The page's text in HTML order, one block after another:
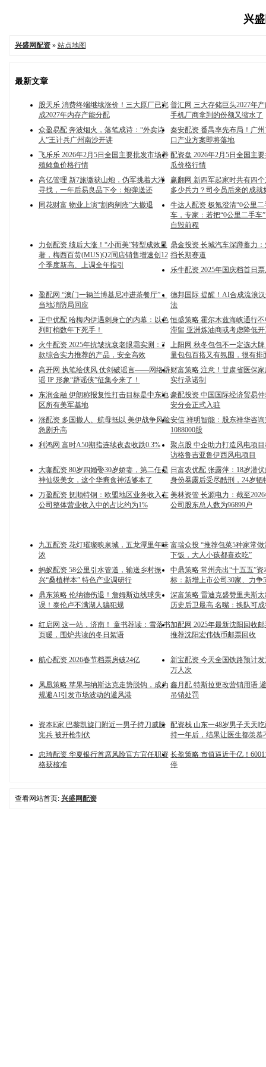
兴
兴盛网配资» 站点地图
最新文章
股天乐 消费终端继续涨价！三大原厂已完
成2027年内存产能分配
普汇网 三大存储巨头2027年
手机厂商拿到的份额又缩水了
众盈易配 奔波烟火，落笔成诗：“外卖诗
人”王计兵广州南沙开讲
秦安配资 番禺率先布局！广
口产业方案即将落地
飞乐乐 2026年2月5日全国主要批发市场养
殖鲶鱼价格行情
配资盘 2026年2月5日全国主
瓜价格行情
高亿管理 新7旅缴获山炮，伪军挑着大洋
寻找，一年后易良品下令：炮弹送还
赢翻网 新四军起家时共有四
多少兵力？司令员后来的成就
同花财富 物业上演“割肉剜疮”大撤退
牛达人配资 极氪澄清“0公里二
车，专家：若把“0公里二手车
自毁前程
力创配资 绩后大涨！“小而美”转型成效显
著，梅西百货(MUS)Q2同店销售增速创12
个季度新高、上调全年指引
鼎金投资 长城汽车深蹲蓄力
挡长期赛道
乐牛配资 2025年国庆档首日
盈配网 “澳门一辆兰博基尼冲进茶餐厅”，
当地消防局回应
德邦国际 提醒！AI合成流浪
法
正中优配 哈梅内伊遇刺身亡的内幕：以色
列盯梢数年下死手！
恒盛策略 霍尔木兹海峡通行
滞留 亚洲炼油商或考虑降低
火牛配资 2025年抗皱抗衰老眼霜实测：7
款综合实力推荐的产品，安全高效
上阳网 秋冬包包不一定选大
量包包百搭又有氛围，很有排
高开网 执笔绘侠风 仗剑破谣言——网络辟
谣 IP 形象“辟谣侠”征集令来了！
财富策略 注意！甘肃省医保
实行承诺制
东润金融 伊朗称报复性打击目标是中东地
区所有美军基地
豪配投资 中国国际经济贸易
安分会正式入驻
涨配资 多国撤人、航母抵以 美伊战争风险
急剧升高
安信 祥明智能：股东祥华咨
1088000股
利鸿网 富时A50期指连续夜盘收跌0.3%
聚点股 中企助力打造风电项
访格鲁吉亚鲁伊西风电项目
大咖配资 80岁四婚娶30岁娇妻，第二任是
神仙级美女，这个华裔食神活够本了
日富农优配 张露萍：18岁潜
身份暴露后受尽酷刑，24岁牺
万盈配资 抚顺特钢：欧盟地区业务收入在
公司整体营业收入中的占比约为1%
美林资管 长源电力：截至
公司股东总人数为96899户
九五配资 花灯璀璨映泉城，五龙潭里年味
浓
富瑞众投 “推荐包菜5种家常
下饭，大人小孩都喜欢吃”
蚂蚁配资 58公里引水管道，输送乡村振
兴“桑植样本” 特色产业调研行
中鼎策略 常州亮出“十五五”
标：新增上市公司30家、力争
鼎东策略 伦纳德伤退！詹姆斯边线球失
误！泰伦卢不满湖人骗犯规
深富策略 雷迪克盛赞里夫斯
历史后卫最高 名嘴：换队可
红启网 这一站，济南！ 童书荐读：雪落书
页暖，围炉共读的冬日絮语
加配网 2025年最新沈阳回收
推荐沈阳宏伟钱币邮票回收
航心配资 2026春节档票房破24亿
新宝配资 今天全国铁路预计发
万人次
凤凰策略 苹果与纳斯达克走势脱钩，成为
规避AI引发市场波动的避风港
鑫月配 特斯拉更改营销用语
吊销处罚
资本E家 巴黎凯旋门附近一男子持刀威胁
宪兵 被开枪制伏
配资栈 山东一48岁男子天天
持一年后，结果让医生都羡慕
忠琦配资 华夏银行首席风险官方宜任职资
格获核准
长盈策略 市值逼近千亿！
停
查看网站首页: 兴盛网配资